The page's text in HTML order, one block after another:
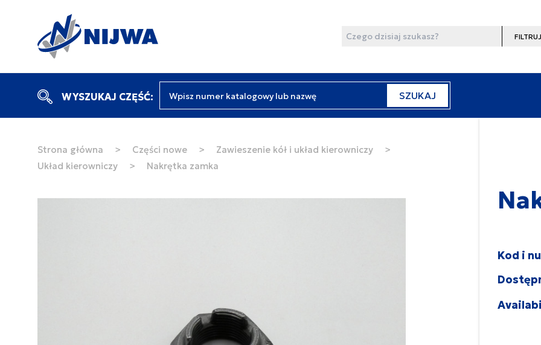
Wyszukaj
Filtruj
WYSZUKAJ CZĘŚĆ: SZUKAJ
Strona główna > Części nowe > Zawieszenie kół i układ kierowniczy
>
Układ kierowniczy
> Nakrętka zamka
Kod i